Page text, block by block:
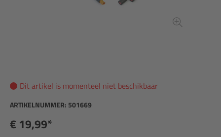
Dit artikel is momenteel niet beschikbaar
ARTIKELNUMMER: 501669
€ 19,99*